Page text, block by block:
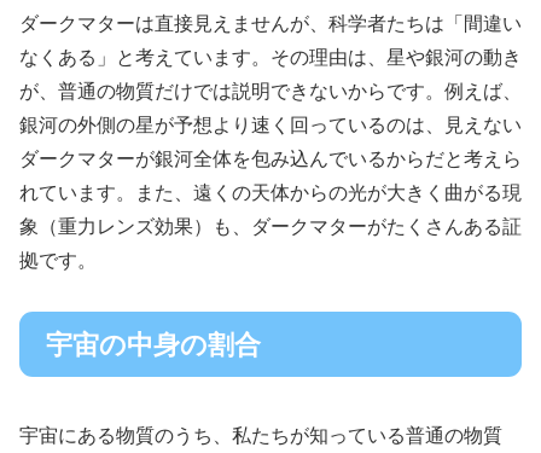
ダークマターは直接見えませんが、科学者たちは「間違い
なくある」と考えています。その理由は、星や銀河の動き
が、普通の物質だけでは説明できないからです。例えば、
銀河の外側の星が予想より速く回っているのは、見えない
ダークマターが銀河全体を包み込んでいるからだと考えら
れています。また、遠くの天体からの光が大きく曲がる現
象（重力レンズ効果）も、ダークマターがたくさんある証
拠です。
宇宙の中身の割合
宇宙にある物質のうち、私たちが知っている普通の物質